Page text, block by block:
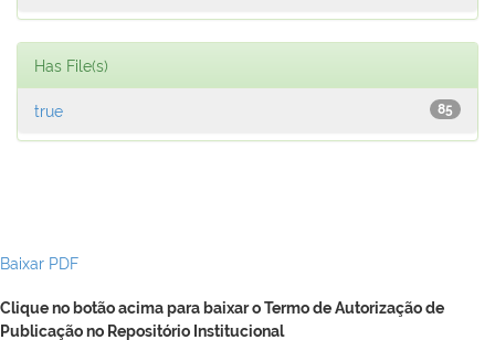
Has File(s)
85
true
Baixar PDF
Clique no botão acima para baixar o Termo de Autorização de
Publicação no Repositório Institucional